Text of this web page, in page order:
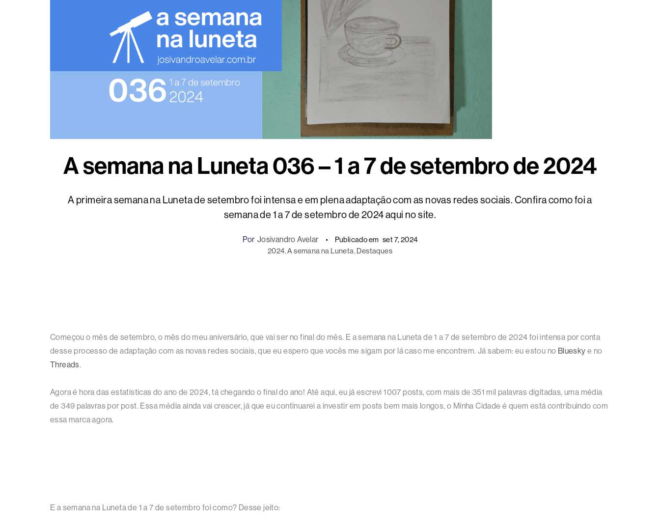
A semana na Luneta 036 – 1 a 7 de setembro de 2024
A primeira semana na Luneta de setembro foi intensa e em plena adaptação com as novas redes sociais. Confira como foi a
semana de 1 a 7 de setembro de 2024 aqui no site.
Por Josivandro Avelar Publicado em set 7, 2024
2024, A semana na Luneta, Destaques
Começou o mês de setembro, o mês do meu aniversário, que vai ser no final do mês. E a semana na Luneta de 1 a 7 de setembro de 2024 foi intensa por conta
desse processo de adaptação com as novas redes sociais, que eu espero que vocês me sigam por lá caso me encontrem. Já sabem: eu estou no Bluesky e no
Threads.
Agora é hora das estatísticas do ano de 2024, tá chegando o final do ano! Até aqui, eu já escrevi 1007 posts, com mais de 351 mil palavras digitadas, uma média
de 349 palavras por post. Essa média ainda vai crescer, já que eu continuarei a investir em posts bem mais longos, o Minha Cidade é quem está contribuindo com
essa marca agora.
E a semana na Luneta de 1 a 7 de setembro foi como? Desse jeito: